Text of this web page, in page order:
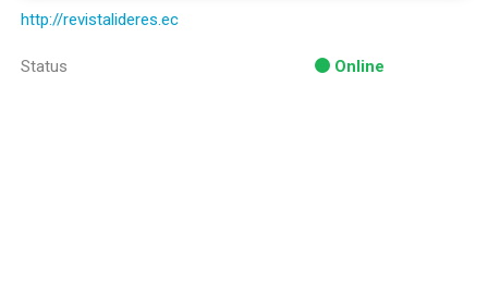
http://revistalideres.ec
Status Online